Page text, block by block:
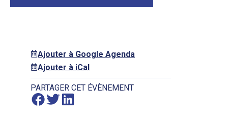
Ajouter à Google Agenda
Ajouter à iCal
PARTAGER CET ÉVÈNEMENT